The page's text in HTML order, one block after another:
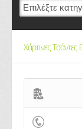
Χάρτινες Τσάντες